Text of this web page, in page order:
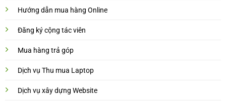
Hướng dẫn mua hàng Online
Đăng ký cộng tác viên
Mua hàng trả góp
Dịch vụ Thu mua Laptop
Dịch vụ xây dựng Website